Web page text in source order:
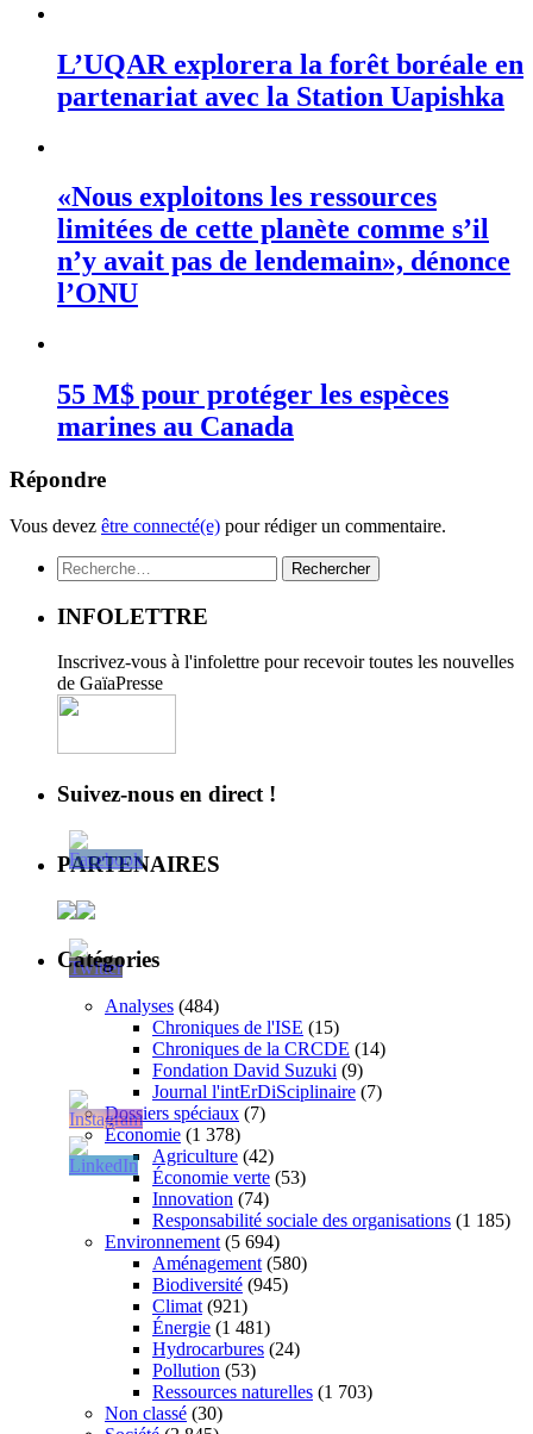
L’UQAR explorera la forêt boréale en
partenariat avec la Station Uapishka
«Nous exploitons les ressources
limitées de cette planète comme s’il
n’y avait pas de lendemain», dénonce
l’ONU
55 M$ pour protéger les espèces
marines au Canada
Répondre
Vous devez être connecté(e) pour rédiger un commentaire.
Rechercher :
INFOLETTRE
Inscrivez-vous à l'infolettre pour recevoir toutes les nouvelles
de GaïaPresse
Suivez-nous en direct !
PARTENAIRES
Catégories
Analyses (484)
Chroniques de l'ISE (15)
Chroniques de la CRCDE (14)
Fondation David Suzuki (9)
Journal l'intErDiSciplinaire (7)
Dossiers spéciaux (7)
Économie (1 378)
Agriculture (42)
Économie verte (53)
Innovation (74)
Responsabilité sociale des organisations (1 185)
Environnement (5 694)
Aménagement (580)
Biodiversité (945)
Climat (921)
Énergie (1 481)
Hydrocarbures (24)
Pollution (53)
Ressources naturelles (1 703)
Non classé (30)